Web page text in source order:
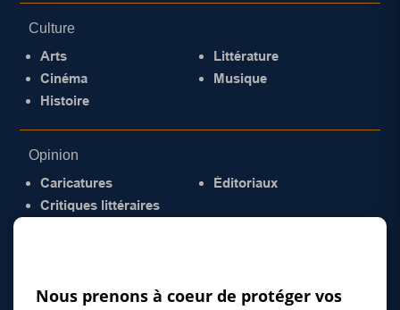
Culture
Arts
Cinéma
Histoire
Littérature
Musique
Opinion
Caricatures
Critiques littéraires
Éditoriaux
Nous prenons à coeur de protéger vos